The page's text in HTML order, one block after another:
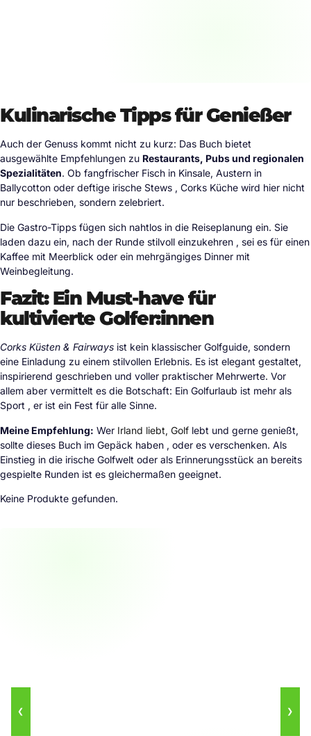
Kulinarische Tipps für Genießer
Auch der Genuss kommt nicht zu kurz: Das Buch bietet
ausgewählte Empfehlungen zu Restaurants, Pubs und regionalen
Spezialitäten. Ob fangfrischer Fisch in Kinsale, Austern in
Ballycotton oder deftige irische Stews , Corks Küche wird hier nicht
nur beschrieben, sondern zelebriert.
Die Gastro-Tipps fügen sich nahtlos in die Reiseplanung ein. Sie
laden dazu ein, nach der Runde stilvoll einzukehren , sei es für einen
Kaffee mit Meerblick oder ein mehrgängiges Dinner mit
Weinbegleitung.
Fazit: Ein Must-have für
kultivierte Golfer:innen
Corks Küsten & Fairways ist kein klassischer Golfguide, sondern
eine Einladung zu einem stilvollen Erlebnis. Es ist elegant gestaltet,
inspirierend geschrieben und voller praktischer Mehrwerte. Vor
allem aber vermittelt es die Botschaft: Ein Golfurlaub ist mehr als
Sport , er ist ein Fest für alle Sinne.
Meine Empfehlung: Wer Irland liebt, Golf lebt und gerne genießt,
sollte dieses Buch im Gepäck haben , oder es verschenken. Als
Einstieg in die irische Golfwelt oder als Erinnerungsstück an bereits
gespielte Runden ist es gleichermaßen geeignet.
Keine Produkte gefunden.
❮ ❯